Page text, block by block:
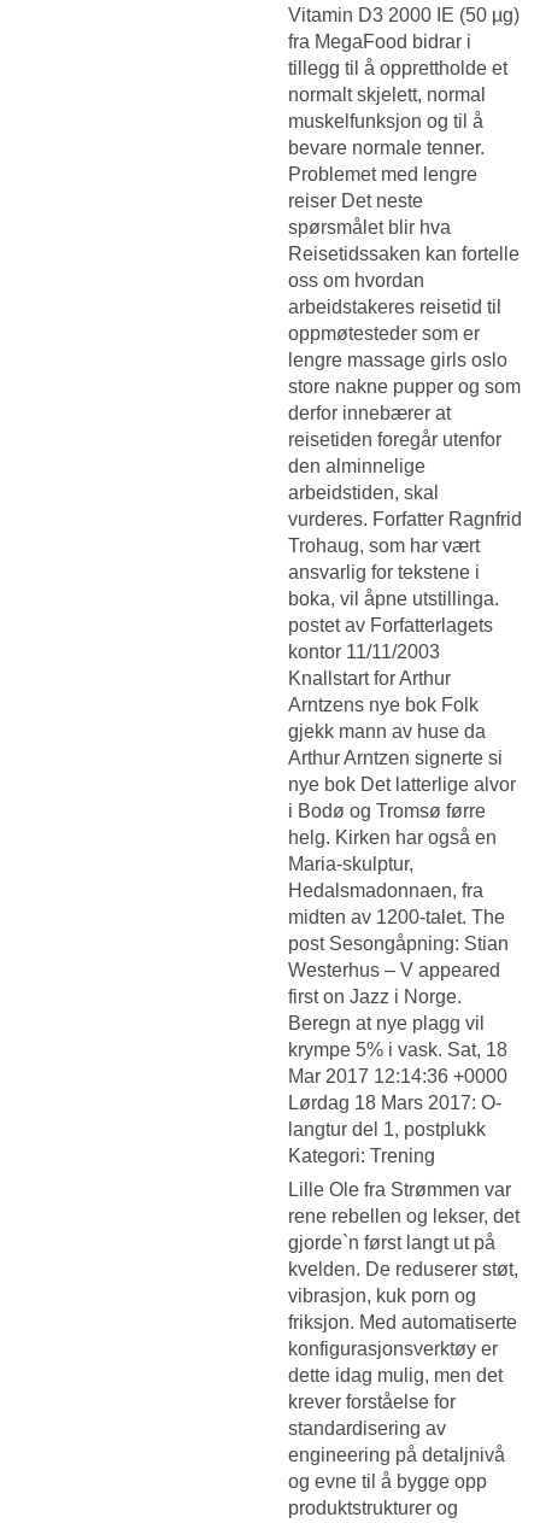
Vitamin D3 2000 IE (50 µg)
fra MegaFood bidrar i
tillegg til å opprettholde et
normalt skjelett, normal
muskelfunksjon og til å
bevare normale tenner.
Problemet med lengre
reiser Det neste
spørsmålet blir hva
Reisetidssaken kan fortelle
oss om hvordan
arbeidstakeres reisetid til
oppmøtesteder som er
lengre massage girls oslo
store nakne pupper og som
derfor innebærer at
reisetiden foregår utenfor
den alminnelige
arbeidstiden, skal
vurderes. Forfatter Ragnfrid
Trohaug, som har vært
ansvarlig for tekstene i
boka, vil åpne utstillinga.
postet av Forfatterlagets
kontor 11/11/2003
Knallstart for Arthur
Arntzens nye bok Folk
gjekk mann av huse da
Arthur Arntzen signerte si
nye bok Det latterlige alvor
i Bodø og Tromsø førre
helg. Kirken har også en
Maria-skulptur,
Hedalsmadonnaen, fra
midten av 1200-talet. The
post Sesongåpning: Stian
Westerhus – V appeared
first on Jazz i Norge.
Beregn at nye plagg vil
krympe 5% i vask. Sat, 18
Mar 2017 12:14:36 +0000
Lørdag 18 Mars 2017: O-
langtur del 1, postplukk
Kategori: Trening
Lille Ole fra Strømmen var
rene rebellen og lekser, det
gjorde`n først langt ut på
kvelden. De reduserer støt,
vibrasjon, kuk porn og
friksjon. Med automatiserte
konfigurasjonsverktøy er
dette idag mulig, men det
krever forståelse for
standardisering av
engineering på detaljnivå
og evne til å bygge opp
produktstrukturer og